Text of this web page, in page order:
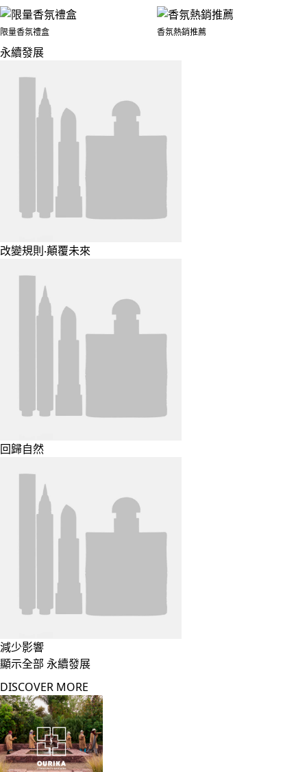
限量香氛禮盒 香氛熱銷推薦
永續發展
改變規則‧顛覆未來
回歸自然
減少影響
顯示全部 永續發展
DISCOVER MORE